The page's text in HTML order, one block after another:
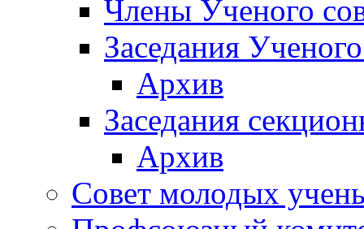
Члены Ученого
Заседания
Архив
Заседания
Архив
Совет молодых